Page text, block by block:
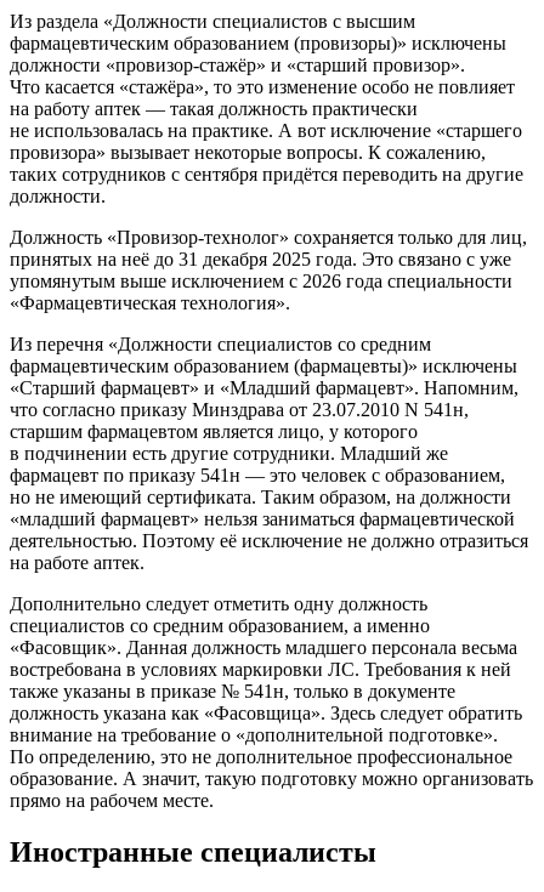
Из раздела «Должности специалистов с высшим
фармацевтическим образованием (провизоры)» исключены
должности «провизор-стажёр» и «старший провизор».
Что касается «стажёра», то это изменение особо не повлияет
на работу аптек — такая должность практически
не использовалась на практике. А вот исключение «старшего
провизора» вызывает некоторые вопросы. К сожалению,
таких сотрудников с сентября придётся переводить на другие
должности.
Должность «Провизор-технолог» сохраняется только для лиц,
принятых на неё до 31 декабря 2025 года. Это связано с уже
упомянутым выше исключением с 2026 года специальности
«Фармацевтическая технология».
Из перечня «Должности специалистов со средним
фармацевтическим образованием (фармацевты)» исключены
«Старший фармацевт» и «Младший фармацевт». Напомним,
что согласно приказу Минздрава от 23.07.2010 N 541н,
старшим фармацевтом является лицо, у которого
в подчинении есть другие сотрудники. Младший же
фармацевт по приказу 541н — это человек с образованием,
но не имеющий сертификата. Таким образом, на должности
«младший фармацевт» нельзя заниматься фармацевтической
деятельностью. Поэтому её исключение не должно отразиться
на работе аптек.
Дополнительно следует отметить одну должность
специалистов со средним образованием, а именно
«Фасовщик». Данная должность младшего персонала весьма
востребована в условиях маркировки ЛС. Требования к ней
также указаны в приказе № 541н, только в документе
должность указана как «Фасовщица». Здесь следует обратить
внимание на требование о «дополнительной подготовке».
По определению, это не дополнительное профессиональное
образование. А значит, такую подготовку можно организовать
прямо на рабочем месте.
Иностранные специалисты